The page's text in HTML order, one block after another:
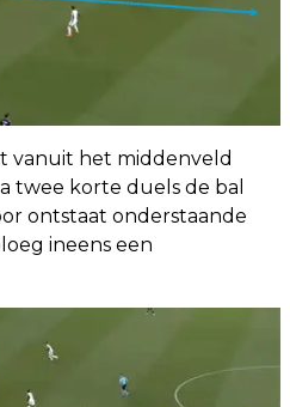
vanuit het middenveld
twee korte duels de bal
ontstaat onderstaande
ineens een